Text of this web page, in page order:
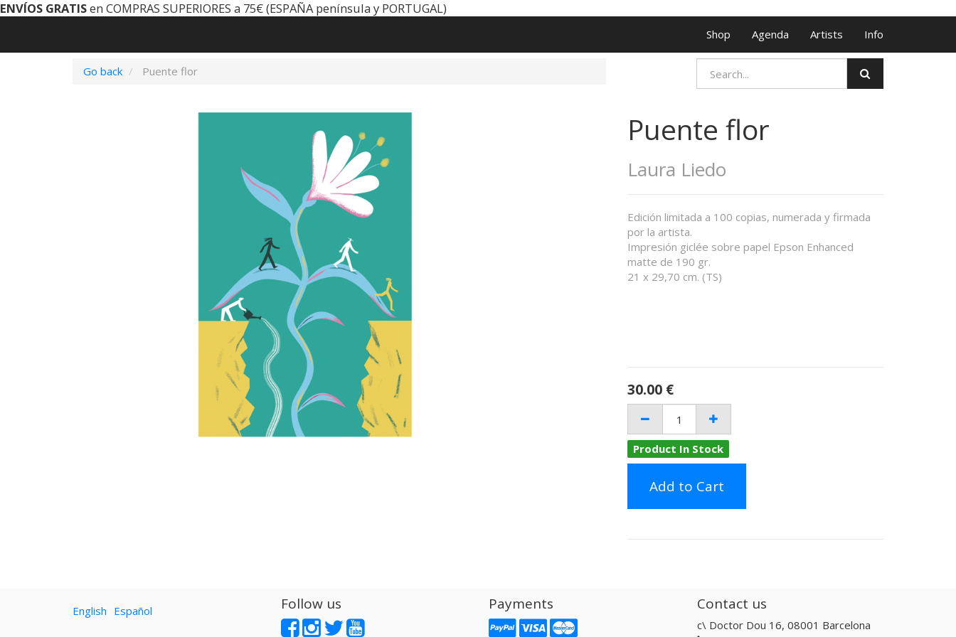
ENVÍOS GRATISen COMPRAS SUPERIORES a 75€ (ESPAÑA península y PORTUGAL)
Shop Agenda Artists Info
Go back Puente flor
Puente flor
Laura Liedo
Edición limitada a 100 copias, numerada y firmada
por la artista.
Impresión giclée sobre papel Epson Enhanced
matte de 190 gr.
21 x 29,70 cm. (TS)
30.00 €
Product In Stock
Add to Cart
English Español Follow us Payments Contact us
c\ Doctor Dou 16, 08001 Barcelona